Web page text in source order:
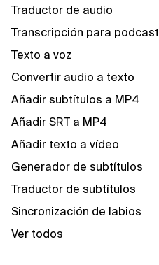
Traductor de audio
Transcripción para podcast
Texto a voz
Convertir audio a texto
Añadir subtítulos a MP4
Añadir SRT a MP4
Añadir texto a vídeo
Generador de subtítulos
Traductor de subtítulos
Sincronización de labios
Ver todos